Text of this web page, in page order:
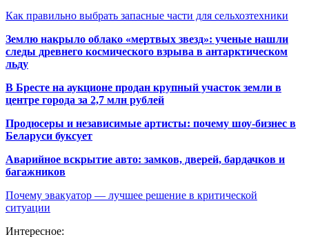
Как правильно выбрать запасные части для сельхозтехники
Землю накрыло облако «мертвых звезд»: ученые нашли
следы древнего космического взрыва в антарктическом
льду
В Бресте на аукционе продан крупный участок земли в
центре города за 2,7 млн рублей
Продюсеры и независимые артисты: почему шоу-бизнес в
Беларуси буксует
Аварийное вскрытие авто: замков, дверей, бардачков и
багажников
Почему эвакуатор — лучшее решение в критической
ситуации
Интересное: